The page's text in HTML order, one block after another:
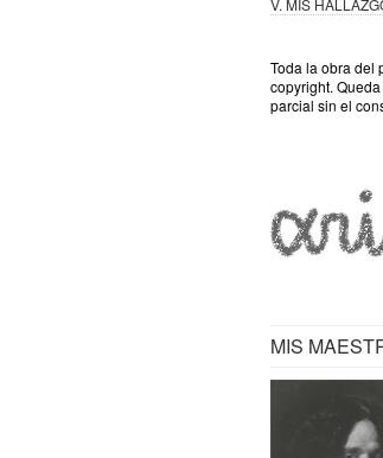
V. MIS
Toda la obra del
copyright.
parcial sin el
MIS